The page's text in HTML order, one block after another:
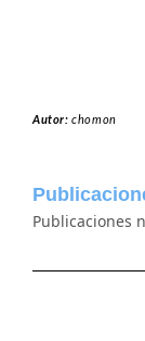
Autor:chomon
Publicaciones